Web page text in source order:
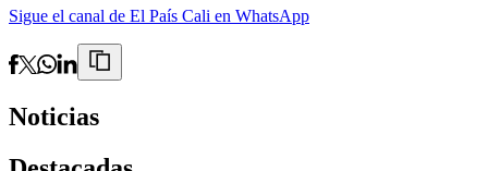
Sigue el canal de El País Cali en WhatsApp
Noticias